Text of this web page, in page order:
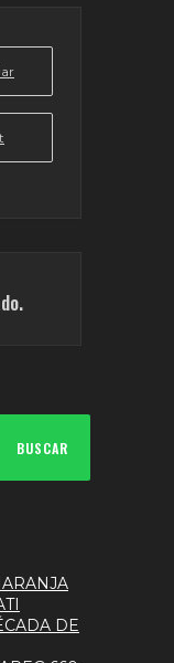
BUSCAR
DE